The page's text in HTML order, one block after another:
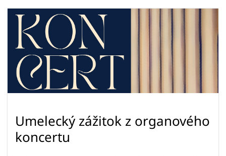
Umelecký zážitok z organového
koncertu